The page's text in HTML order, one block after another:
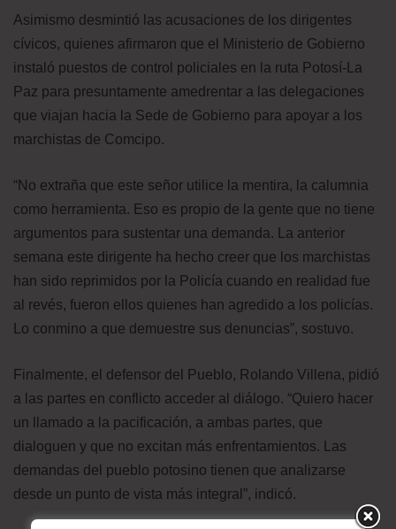
Asimismo desmintió las acusaciones de los dirigentes
cívicos, quienes afirmaron que el Ministerio de Gobierno
instaló puestos de control policiales en la ruta Potosí-La
Paz para presuntamente amedrentar a las delegaciones
que viajan hacia la Sede de Gobierno para apoyar a los
marchistas de Comcipo.
“No extraña que este señor utilice la mentira, la calumnia
como herramienta. Eso es propio de la gente que no tiene
argumentos para sustentar una demanda. La anterior
semana este dirigente ha hecho creer que los marchistas
han sido reprimidos por la Policía cuando en realidad fue
al revés, fueron ellos quienes han agredido a los policías.
Lo conmino a que demuestre sus denuncias”, sostuvo.
Finalmente, el defensor del Pueblo, Rolando Villena, pidió
a las partes en conflicto acceder al diálogo. “Quiero hacer
un llamado a la pacificación, a ambas partes, que
dialoguen y que no excitan más enfrentamientos. Las
demandas del pueblo potosino tienen que analizarse
desde un punto de vista más integral”, indicó.